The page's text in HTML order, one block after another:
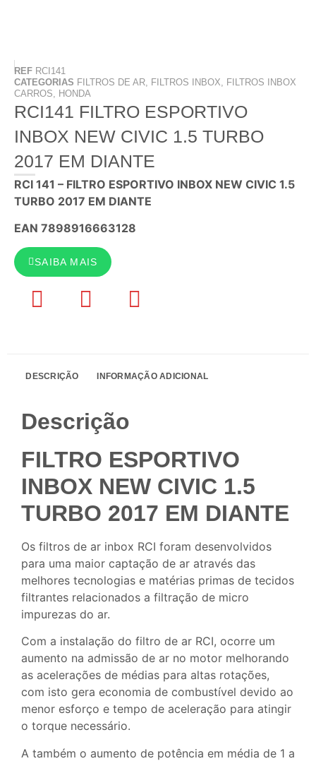
REF RCI141
CATEGORIAS FILTROS DE AR, FILTROS INBOX, FILTROS INBOX
CARROS, HONDA
RCI141 FILTRO ESPORTIVO
INBOX NEW CIVIC 1.5 TURBO
2017 EM DIANTE
RCI 141 – FILTRO ESPORTIVO INBOX NEW CIVIC 1.5
TURBO 2017 EM DIANTE
EAN 7898916663128
SAIBA MAIS
DESCRIÇÃO INFORMAÇÃO ADICIONAL
Descrição
FILTRO ESPORTIVO
INBOX NEW CIVIC 1.5
TURBO 2017 EM DIANTE
Os filtros de ar inbox RCI foram desenvolvidos
para uma maior captação de ar através das
melhores tecnologias e matérias primas de tecidos
filtrantes relacionados a filtração de micro
impurezas do ar.
Com a instalação do filtro de ar RCI, ocorre um
aumento na admissão de ar no motor melhorando
as acelerações de médias para altas rotações,
com isto gera economia de combustível devido ao
menor esforço e tempo de aceleração para atingir
o torque necessário.
A também o aumento de potência em média de 1 a